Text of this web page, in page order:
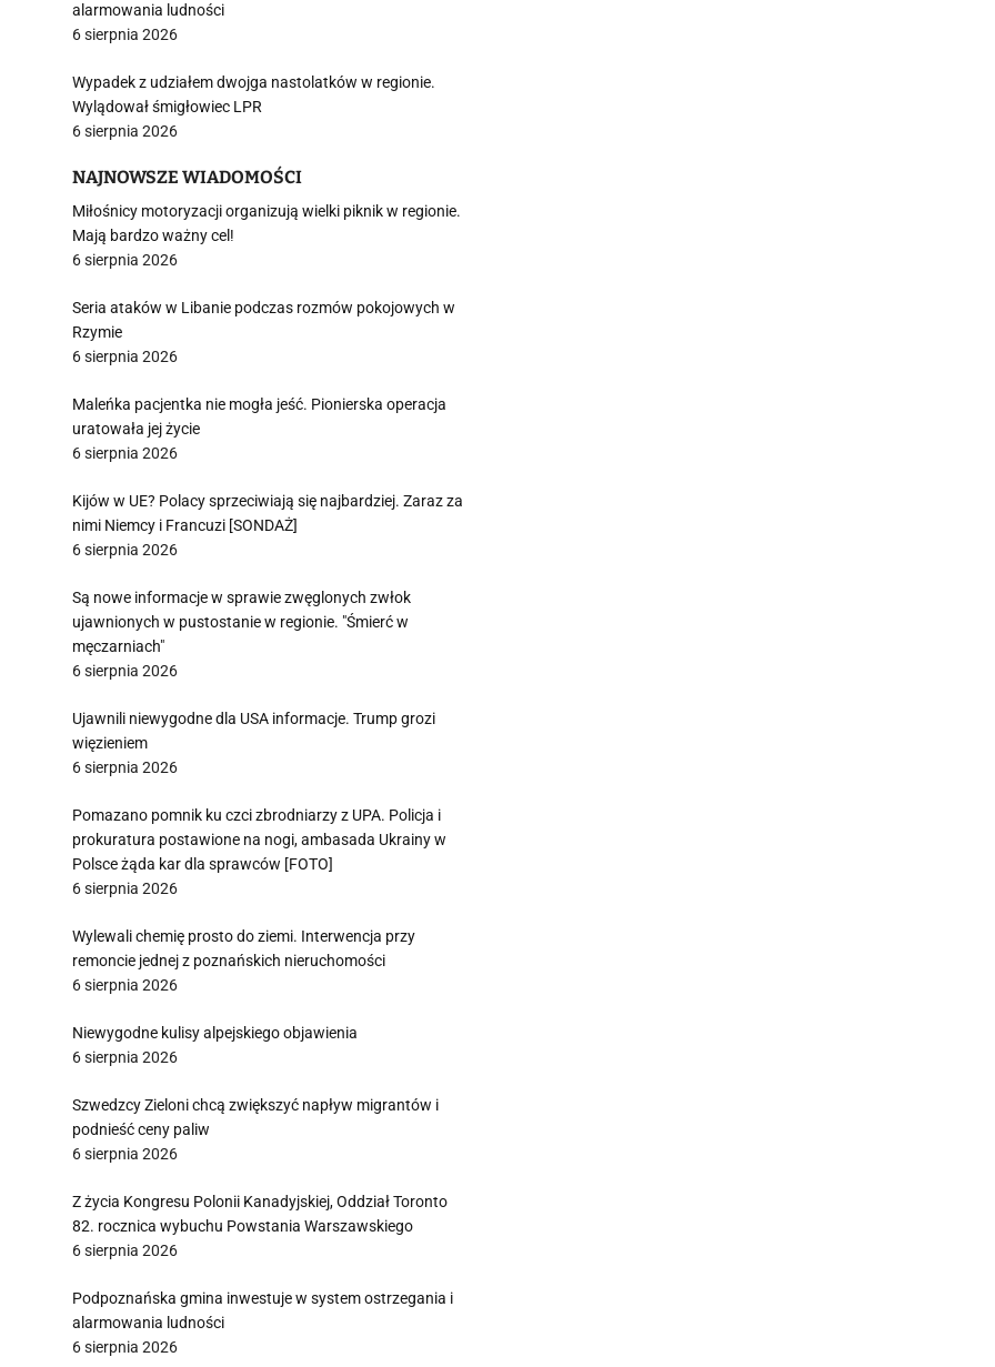
alarmowania ludności
6 sierpnia 2026
Wypadek z udziałem dwojga nastolatków w regionie.
Wylądował śmigłowiec LPR
6 sierpnia 2026
NAJNOWSZE WIADOMOŚCI
Miłośnicy motoryzacji organizują wielki piknik w regionie.
Mają bardzo ważny cel!
6 sierpnia 2026
Seria ataków w Libanie podczas rozmów pokojowych w
Rzymie
6 sierpnia 2026
Maleńka pacjentka nie mogła jeść. Pionierska operacja
uratowała jej życie
6 sierpnia 2026
Kijów w UE? Polacy sprzeciwiają się najbardziej. Zaraz za
nimi Niemcy i Francuzi [SONDAŻ]
6 sierpnia 2026
Są nowe informacje w sprawie zwęglonych zwłok
ujawnionych w pustostanie w regionie. "Śmierć w
męczarniach"
6 sierpnia 2026
Ujawnili niewygodne dla USA informacje. Trump grozi
więzieniem
6 sierpnia 2026
Pomazano pomnik ku czci zbrodniarzy z UPA. Policja i
prokuratura postawione na nogi, ambasada Ukrainy w
Polsce żąda kar dla sprawców [FOTO]
6 sierpnia 2026
Wylewali chemię prosto do ziemi. Interwencja przy
remoncie jednej z poznańskich nieruchomości
6 sierpnia 2026
Niewygodne kulisy alpejskiego objawienia
6 sierpnia 2026
Szwedzcy Zieloni chcą zwiększyć napływ migrantów i
podnieść ceny paliw
6 sierpnia 2026
Z życia Kongresu Polonii Kanadyjskiej, Oddział Toronto
82. rocznica wybuchu Powstania Warszawskiego
6 sierpnia 2026
Podpoznańska gmina inwestuje w system ostrzegania i
alarmowania ludności
6 sierpnia 2026